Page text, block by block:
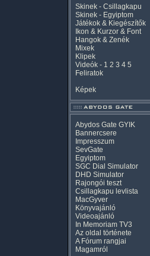
Skinek - Csillagkapu
Skinek - Egyiptom
Játékok & Kiegészítők
Ikon & Kurzor & Font
Hangok & Zenék
Mixek
Klipek
Videók - 1 2 3 4 5
Feliratok
Képek
Abydos Gate GYIK
Bannercsere
Impresszum
SevGate
Egyiptom
SGC Dial Simulator
DHD Simulator
Rajongói teszt
Csillagkapu levlista
MacGyver
Könyvajánló
Videoajánló
In Memoriam TV3
Az oldal története
A Fórum rangjai
Magamról